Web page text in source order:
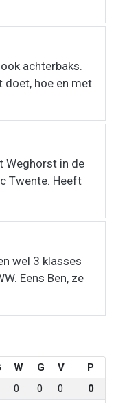
achterbaks.
doet, hoe en met
Weghorst in de
Twente. Heeft
wel 3 klasses
Eens Ben, ze
W G V
P
0 0 0
0